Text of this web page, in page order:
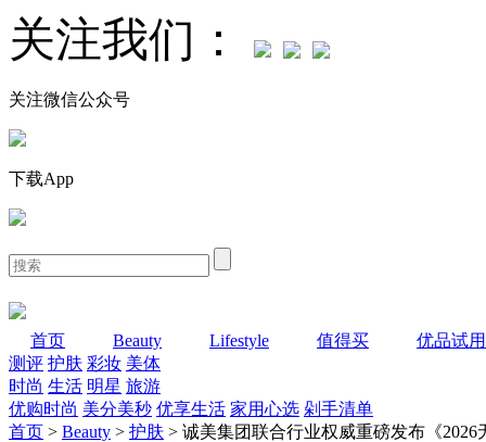
关注我们：
关注微信公众号
下载App
首页 Beauty Lifestyle 值得买
优品试用
测评 护肤 彩妆 美体
时尚 生活 明星 旅游
优购时尚 美分美秒 优享生活 家用心选 剁手清单
首页 > Beauty > 护肤 > 诚美集团联合行业权威重磅发布《